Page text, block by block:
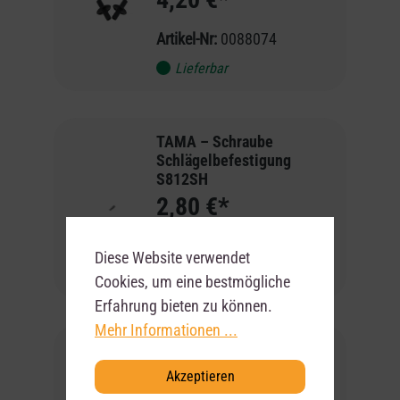
Artikel-Nr: 0088074
Lieferbar
TAMA – Schraube
Schlägelbefestigung
S812SH
2,80 €*
Lieferbar
Sticks Traditional
Diese Website verwendet
Cookies, um eine bestmögliche
Erfahrung bieten zu können.
Mehr Informationen ...
Akzeptieren